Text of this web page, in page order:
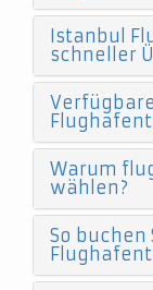
Istanbul
schneller
Warum
wählen?
So buchen